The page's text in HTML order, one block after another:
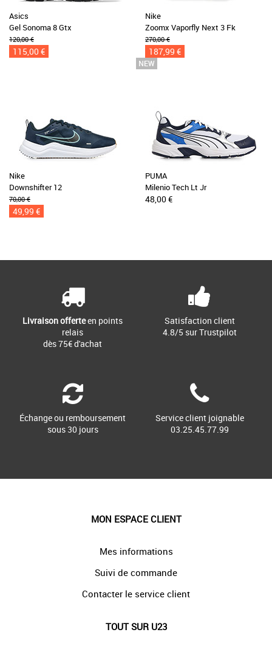
Asics
Gel Sonoma 8 Gtx
120,00 €
115,00 €
Nike
Zoomx Vaporfly Next 3 Fk
270,00 €
187,99 €
Nike
Downshifter 12
70,00 €
49,99 €
PUMA
Milenio Tech Lt Jr
48,00 €
Livraison offerteen points
relais
dès 75€ d'achat
Satisfaction client
4.8/5 sur Trustpilot
Échange ou remboursement
sous 30 jours
Service client joignable
03.25.45.77.99
MON ESPACE CLIENT
Mes informations
Suivi de commande
Contacter le service client
TOUT SUR U23